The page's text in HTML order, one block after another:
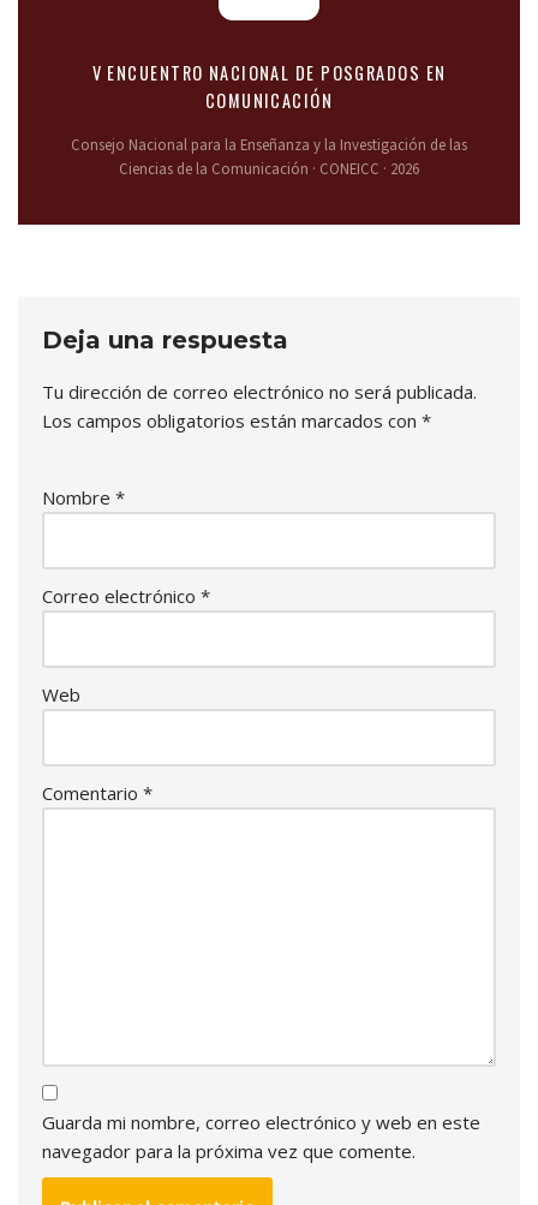
V ENCUENTRO NACIONAL DE POSGRADOS EN
COMUNICACIÓN
Consejo Nacional para la Enseñanza y la Investigación de las
Ciencias de la Comunicación · CONEICC · 2026
Deja una respuesta
Tu dirección de correo electrónico no será publicada.
Los campos obligatorios están marcados con *
Nombre *
Correo electrónico *
Web
Comentario *
Guarda mi nombre, correo electrónico y web en este
navegador para la próxima vez que comente.